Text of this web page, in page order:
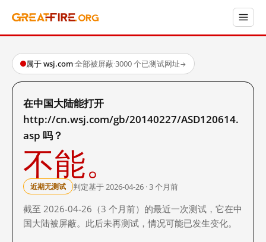
属于 wsj.com·全部被屏蔽·3000 个已测试网址→
在中国大陆能打开
http://cn.wsj.com/gb/20140227/ASD120614.
asp 吗？
不能。
近期无测试 判定基于 2026-04-26 · 3 个月前
截至 2026-04-26（3 个月前）的最近一次测试，它在中
国大陆被屏蔽。此后未再测试，情况可能已发生变化。